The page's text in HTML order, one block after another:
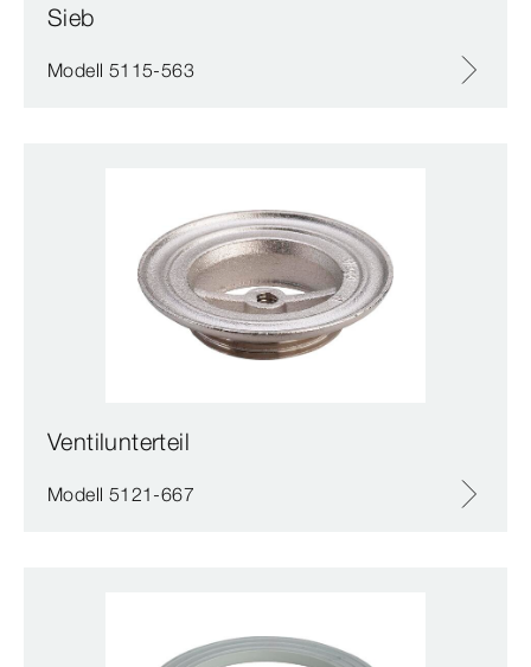
Sieb
Modell 5115-563
Ventilunterteil
Modell 5121-667